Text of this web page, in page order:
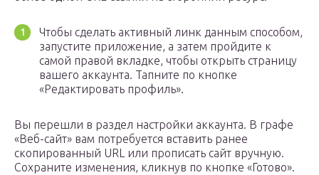
Чтобы сделать активный линк данным способом,
запустите приложение, а затем пройдите к
самой правой вкладке, чтобы открыть страницу
вашего аккаунта. Тапните по кнопке
«Редактировать профиль».
Вы перешли в раздел настройки аккаунта. В графе
«Веб-сайт» вам потребуется вставить ранее
скопированный URL или прописать сайт вручную.
Сохраните изменения, кликнув по кнопке «Готово».